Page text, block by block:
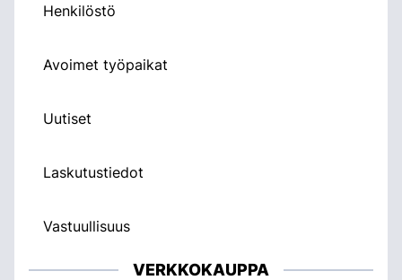
Henkilöstö
Avoimet työpaikat
Uutiset
Laskutustiedot
Vastuullisuus
VERKKOKAUPPA